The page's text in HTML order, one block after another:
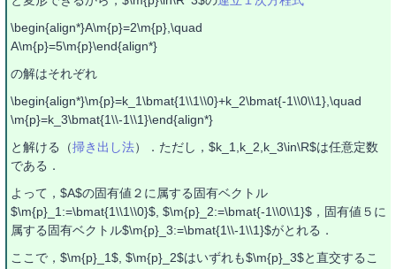
\begin{align*}A\m{p}=2\m{p},\quad
A\m{p}=5\m{p}\end{align*}
の解はそれぞれ
\begin{align*}\m{p}=k_1\bmat{1\\1\\0}+k_2\bmat{-1\\0\\1},\quad
\m{p}=k_3\bmat{1\\-1\\1}\end{align*}
と解ける（掃き出し法）．ただし，$k_1,k_2,k_3\in\R$は任意定数
である．
よって，$A$の固有値２に属する固有ベクトル
$\m{p}_1:=\bmat{1\\1\\0}$, $\m{p}_2:=\bmat{-1\\0\\1}$，固有値５に
属する固有ベクトル$\m{p}_3:=\bmat{1\\-1\\1}$がとれる．
ここで，$\m{p}_1$, $\m{p}_2$はいずれも$\m{p}_3$と直交するこ